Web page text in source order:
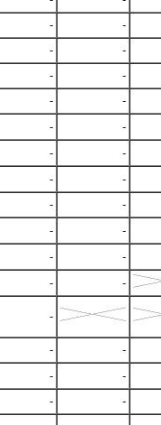
- -
- -
- -
- -
- -
- -
- -
- -
- -
- -
-
-
-
- -
- -
- -